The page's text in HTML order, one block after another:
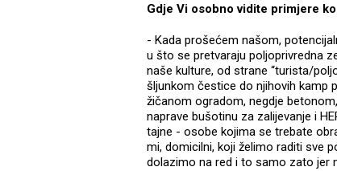
Gdje Vi osobno vidite primjere
- Kada prošećem našom,
u što se pretvaraju poljoprivredna
naše kulture, od strane “turista/
šljunkom čestice do njihovih kamp
žičanom ogradom, negdje
naprave bušotinu za zalijevanje i
tajne - osobe kojima se trebate
mi, domicilni, koji želimo raditi sve
dolazimo na red i to samo zato jer